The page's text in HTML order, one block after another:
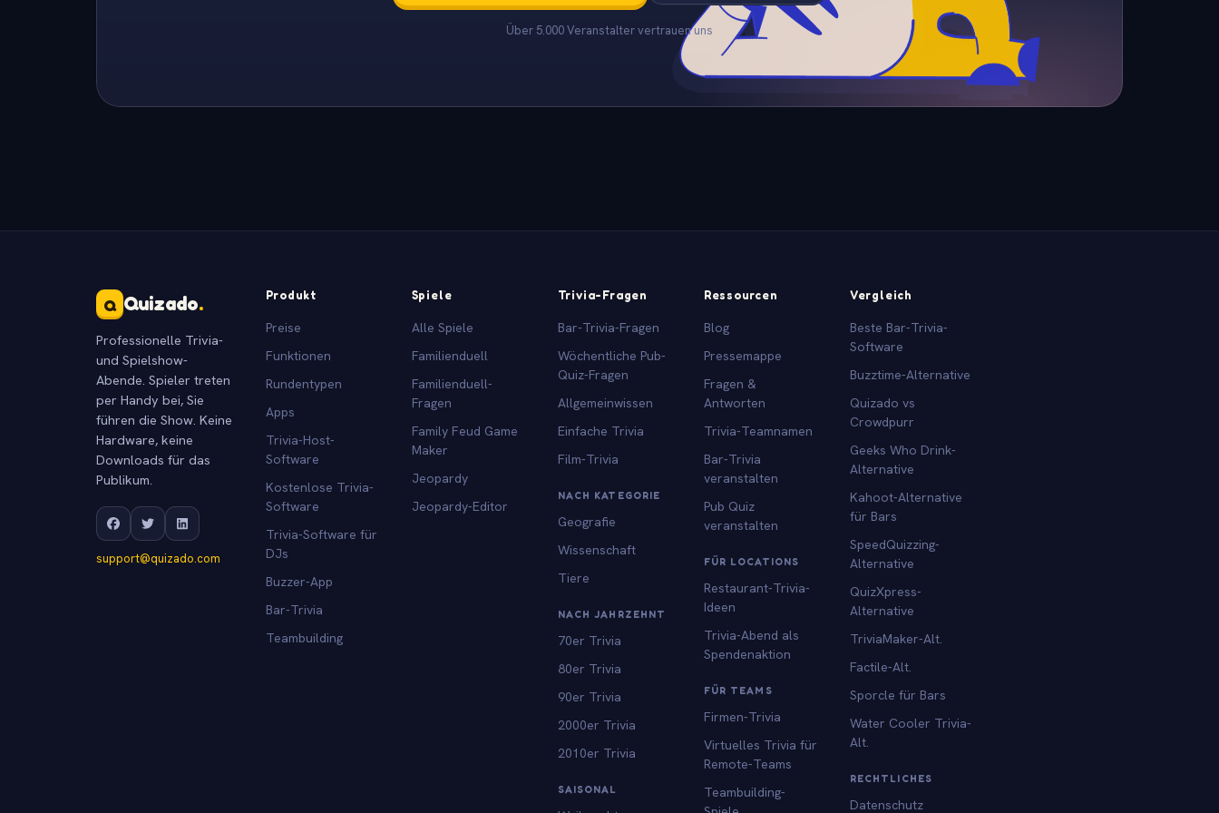
Über 5.000 Veranstalter vertrauen uns
Q Quizado.
Professionelle Trivia-
und Spielshow-
Abende. Spieler treten
per Handy bei, Sie
führen die Show. Keine
Hardware, keine
Downloads für das
Publikum.
support@quizado.com
Produkt
Preise
Funktionen
Rundentypen
Apps
Trivia-Host-
Software
Kostenlose Trivia-
Software
Trivia-Software für
DJs
Buzzer-App
Bar-Trivia
Teambuilding
Spiele
Alle Spiele
Familienduell
Familienduell-
Fragen
Family Feud Game
Maker
Jeopardy
Jeopardy-Editor
Trivia-Fragen
Bar-Trivia-Fragen
Wöchentliche Pub-
Quiz-Fragen
Allgemeinwissen
Einfache Trivia
Film-Trivia
NACH KATEGORIE
Geografie
Wissenschaft
Tiere
NACH JAHRZEHNT
70er Trivia
80er Trivia
90er Trivia
2000er Trivia
2010er Trivia
SAISONAL
Ressourcen
Blog
Pressemappe
Fragen &
Antworten
Trivia-Teamnamen
Bar-Trivia
veranstalten
Pub Quiz
veranstalten
FÜR LOCATIONS
Restaurant-Trivia-
Ideen
Trivia-Abend als
Spendenaktion
FÜR TEAMS
Firmen-Trivia
Virtuelles Trivia für
Remote-Teams
Teambuilding-
Vergleich
Beste Bar-Trivia-
Software
Buzztime-Alternative
Quizado vs
Crowdpurr
Geeks Who Drink-
Alternative
Kahoot-Alternative
für Bars
SpeedQuizzing-
Alternative
QuizXpress-
Alternative
TriviaMaker-Alt.
Factile-Alt.
Sporcle für Bars
Water Cooler Trivia-
Alt.
RECHTLICHES
Datenschutz